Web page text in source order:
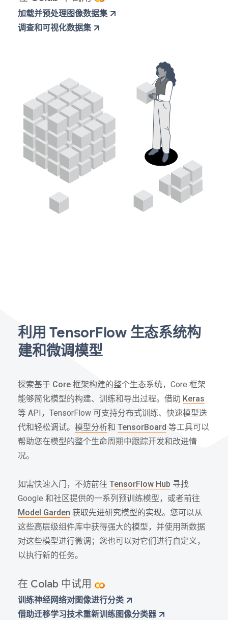
加载并预处理图像数据集
调查和可视化数据集
利用 TensorFlow 生态系统构
建和微调模型
探索基于 Core 框架构建的整个生态系统，Core 框架
能够简化模型的构建、训练和导出过程。借助 Keras
等 API，TensorFlow 可支持分布式训练、快速模型迭
代和轻松调试。 模型分析和 TensorBoard 等工具可以
帮助您在模型的整个生命周期中跟踪开发和改进情
况。
如需快速入门，不妨前往 TensorFlow Hub 寻找
Google 和社区提供的一系列预训练模型，或者前往
Model Garden 获取先进研究模型的实现。您可以从
这些高层级组件库中获得强大的模型，并使用新数据
对这些模型进行微调；您也可以对它们进行自定义，
以执行新的任务。
在 Colab 中试用
训练神经网络对图像进行分类
借助迁移学习技术重新训练图像分类器